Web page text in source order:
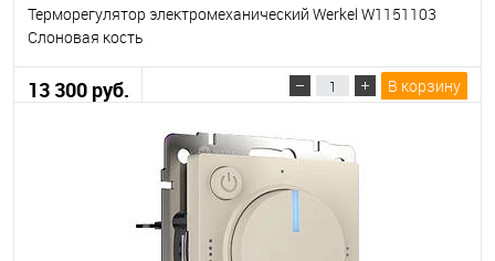
Терморегулятор электромеханический Werkel W1151103
Слоновая кость
13 300 руб. В корзину